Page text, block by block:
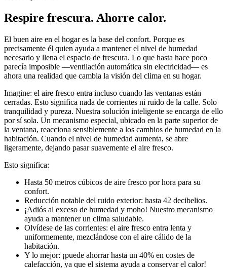
Respire frescura. Ahorre calor.
El buen aire en el hogar es la base del confort. Porque es
precisamente él quien ayuda a mantener el nivel de humedad
necesario y llena el espacio de frescura. Lo que hasta hace poco
parecía imposible —ventilación automática sin electricidad— es
ahora una realidad que cambia la visión del clima en su hogar.
Imagine: el aire fresco entra incluso cuando las ventanas están
cerradas. Esto significa nada de corrientes ni ruido de la calle. Solo
tranquilidad y pureza. Nuestra solución inteligente se encarga de ello
por sí sola. Un mecanismo especial, ubicado en la parte superior de
la ventana, reacciona sensiblemente a los cambios de humedad en la
habitación. Cuando el nivel de humedad aumenta, se abre
ligeramente, dejando pasar suavemente el aire fresco.
Esto significa:
Hasta 50 metros cúbicos de aire fresco por hora para su
confort.
Reducción notable del ruido exterior: hasta 42 decibelios.
¡Adiós al exceso de humedad y moho! Nuestro mecanismo
ayuda a mantener un clima saludable.
Olvídese de las corrientes: el aire fresco entra lenta y
uniformemente, mezclándose con el aire cálido de la
habitación.
Y lo mejor: ¡puede ahorrar hasta un 40% en costes de
calefacción, ya que el sistema ayuda a conservar el calor!